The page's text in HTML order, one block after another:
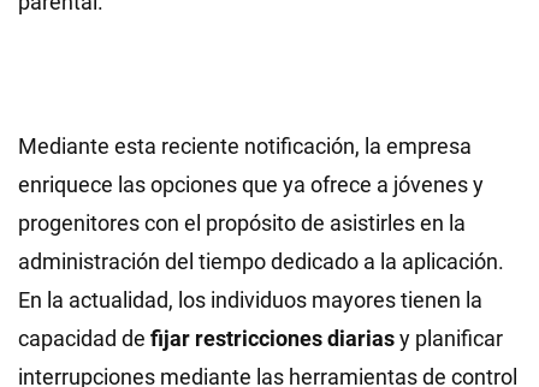
Mediante esta reciente notificación, la empresa
enriquece las opciones que ya ofrece a jóvenes y
progenitores con el propósito de asistirles en la
administración del tiempo dedicado a la aplicación.
En la actualidad, los individuos mayores tienen la
capacidad de fijar restricciones diariasy planificar
interrupciones mediante las herramientas de control